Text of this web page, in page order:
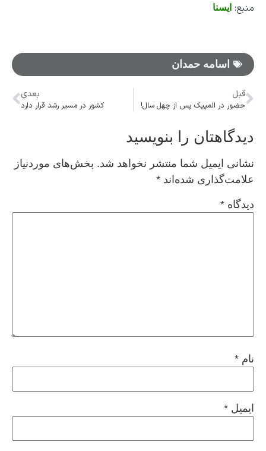
منبع: ایسنا
اسامه حمدان
قبل
حضور در المپیک پس از چهل سال!
بعدی
کشور در مسیر رشد قرار دارد
دیدگاهتان را بنویسید
نشانی ایمیل شما منتشر نخواهد شد. بخش‌های موردنیاز
علامت‌گذاری شده‌اند *
دیدگاه *
نام *
ایمیل *